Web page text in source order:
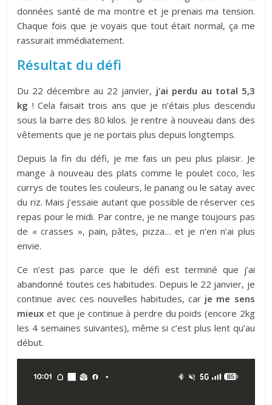
données santé de ma montre et je prenais ma tension.
Chaque fois que je voyais que tout était normal, ça me
rassurait immédiatement.
Résultat du défi
Du 22 décembre au 22 janvier, j’ai perdu au total 5,3
kg ! Cela faisait trois ans que je n’étais plus descendu
sous la barre des 80 kilos. Je rentre à nouveau dans des
vêtements que je ne portais plus depuis longtemps.
Depuis la fin du défi, je me fais un peu plus plaisir. Je
mange à nouveau des plats comme le poulet coco, les
currys de toutes les couleurs, le panang ou le satay avec
du riz. Mais j’essaie autant que possible de réserver ces
repas pour le midi. Par contre, je ne mange toujours pas
de « crasses », pain, pâtes, pizza… et je n’en n’ai plus
envie.
Ce n’est pas parce que le défi est terminé que j’ai
abandonné toutes ces habitudes. Depuis le 22 janvier, je
continue avec ces nouvelles habitudes, car je me sens
mieux et que je continue à perdre du poids (encore 2kg
les 4 semaines suivantes), même si c’est plus lent qu’au
début.